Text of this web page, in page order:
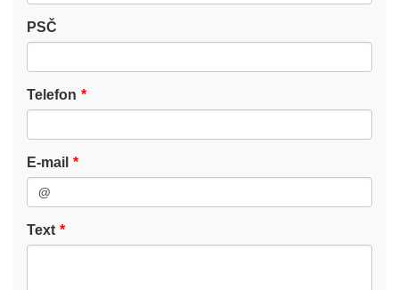
PSČ
Telefon
E-mail
Text